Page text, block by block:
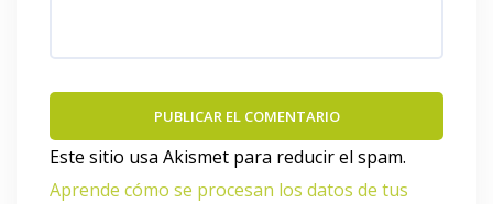
Este sitio usa Akismet para reducir el spam.
Aprende cómo se procesan los datos de tus